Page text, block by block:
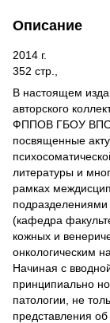
Описание
2014 г.
352 стр.,
В настоящем
авторского
ФППОВ ГБОУ ВПО
посвященные
литературы и
рамках
(кафедра
кожных и
онкологическим
Начиная с
принципиально
патологии, не
представления